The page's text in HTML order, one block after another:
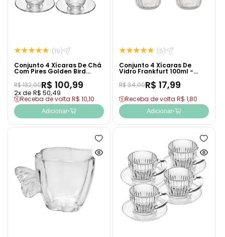
(19)
Conjunto 4 Xícaras De Chá
Com Pires Golden Bird
Wolff
R$ 132,00R$ 100,99
2x de R$ 50,49
Receba de volta R$ 10,10
Adicionar
(5)
Conjunto 4 Xícaras De
Vidro Frankfurt 100ml -
R$ 34,00R$ 17,99
Receba de volta R$ 1,80
Adicionar
Adicionar
à
lista
desejos
Ver
rapidamente
à
lista
de
Ver
produto